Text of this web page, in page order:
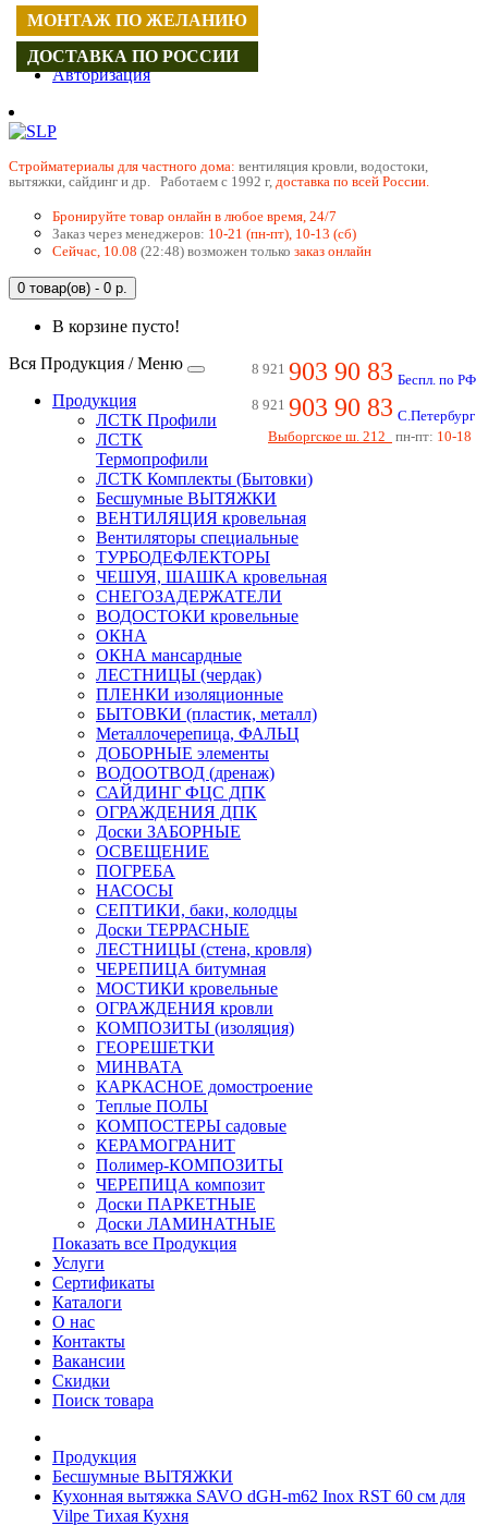
Регистрация
Авторизация
Cтройматериалы для частного дома: вентиляция кровли, водостоки,
вытяжки, сайдинг и др. Работаем с 1992 г, доставка по всей России.
Бронируйте товар онлайн в любое время, 24/7
Заказ через менеджеров: 10-21 (пн-пт), 10-13 (сб)
Сейчас, 10.08 (22:48) возможен только заказ онлайн
0 товар(ов) - 0 р.
В корзине пусто!
8 921 903 90 83 Беспл. по РФ
8 921 903 90 83 С.Петербург
Выборгское ш. 212
пн-пт: 10-18
Вся Продукция / Меню
Продукция
ЛСТК Профили
ЛСТК
Термопрофили
ЛСТК Комплекты (Бытовки)
Бесшумные ВЫТЯЖКИ
ВЕНТИЛЯЦИЯ кровельная
Вентиляторы специальные
ТУРБОДЕФЛЕКТОРЫ
ЧЕШУЯ, ШАШКА кровельная
СНЕГОЗАДЕРЖАТЕЛИ
ВОДОСТОКИ кровельные
ОКНА
ОКНА мансардные
ЛЕСТНИЦЫ (чердак)
ПЛЕНКИ изоляционные
БЫТОВКИ (пластик, металл)
Металлочерепица, ФАЛЬЦ
ДОБОРНЫЕ элементы
ВОДООТВОД (дренаж)
САЙДИНГ ФЦС ДПК
ОГРАЖДЕНИЯ ДПК
Доски ЗАБОРНЫЕ
ОСВЕЩЕНИЕ
ПОГРЕБА
НАСОСЫ
СЕПТИКИ, баки, колодцы
Доски ТЕРРАСНЫЕ
ЛЕСТНИЦЫ (стена, кровля)
ЧЕРЕПИЦА битумная
МОСТИКИ кровельные
ОГРАЖДЕНИЯ кровли
КОМПОЗИТЫ (изоляция)
ГЕОРЕШЕТКИ
МИНВАТА
КАРКАСНОЕ домостроение
Теплые ПОЛЫ
КОМПОСТЕРЫ садовые
КЕРАМОГРАНИТ
Полимер-КОМПОЗИТЫ
ЧЕРЕПИЦА композит
Доски ПАРКЕТНЫЕ
Доски ЛАМИНАТНЫЕ
Показать все Продукция
Услуги
Сертификаты
Каталоги
О нас
Контакты
Вакансии
Скидки
Поиск товара
Продукция
Бесшумные ВЫТЯЖКИ
Кухонная вытяжка SAVO dGH-m62 Inox RST 60 см для
Vilpe Тихая Кухня
МОНТАЖ ПО ЖЕЛАНИЮ
ДОСТАВКА ПО РОССИИ